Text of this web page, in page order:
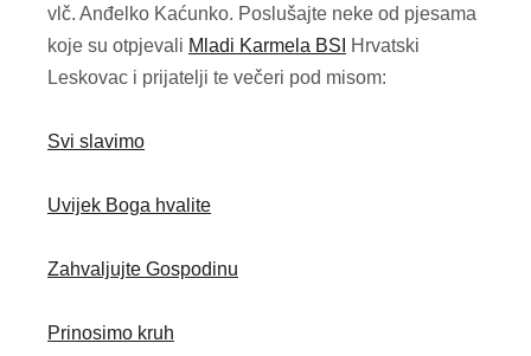
vlč. Anđelko Kaćunko. Poslušajte neke od pjesama
koje su otpjevali Mladi Karmela BSI
Hrvatski
Leskovac i prijatelji te večeri pod misom:
Svi slavimo
Uvijek Boga hvalite
Zahvaljujte Gospodinu
Prinosimo kruh